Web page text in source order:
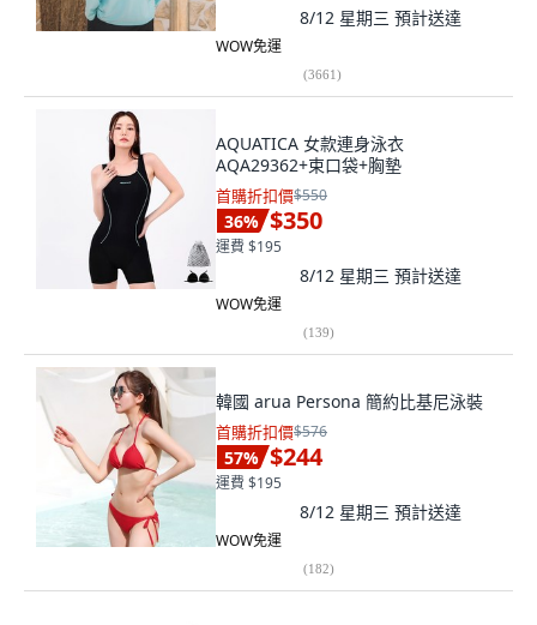
8/12 星期三 預計送達
WOW免運
(3661)
AQUATICA 女款連身泳衣
AQA29362+束口袋+胸墊
首購折扣價$550
36% $350
運費 $195
8/12 星期三 預計送達
WOW免運
(139)
韓國 arua Persona 簡約比基尼泳裝
首購折扣價$576
57% $244
運費 $195
8/12 星期三 預計送達
WOW免運
(182)